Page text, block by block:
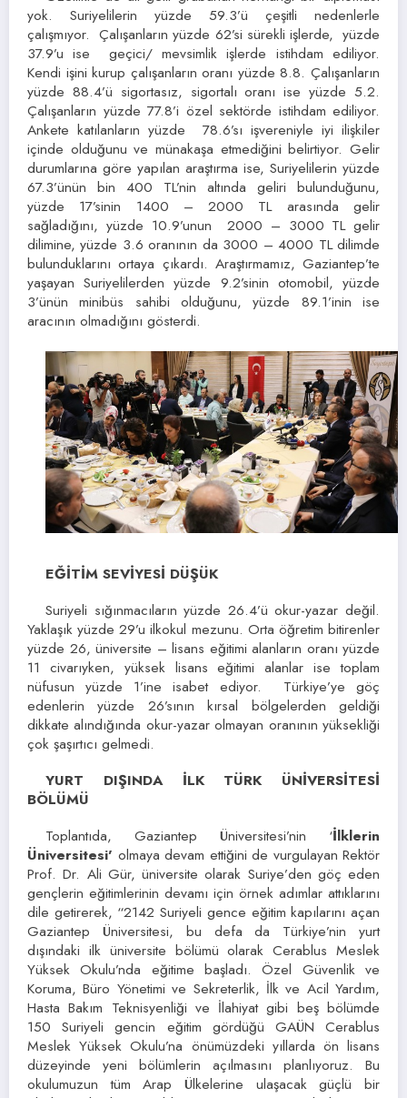
yok. Suriyelilerin yüzde 59.3’ü çeşitli nedenlerle
çalışmıyor. Çalışanların yüzde 62’si sürekli işlerde, yüzde
37.9’u ise geçici/ mevsimlik işlerde istihdam ediliyor.
Kendi işini kurup çalışanların oranı yüzde 8.8. Çalışanların
yüzde 88.4’ü sigortasız, sigortalı oranı ise yüzde 5.2.
Çalışanların yüzde 77.8’i özel sektörde istihdam ediliyor.
Ankete katılanların yüzde 78.6’sı işvereniyle iyi ilişkiler
içinde olduğunu ve münakaşa etmediğini belirtiyor. Gelir
durumlarına göre yapılan araştırma ise, Suriyelilerin yüzde
67.3’ünün bin 400 TL’nin altında geliri bulunduğunu,
yüzde 17’sinin 1400 – 2000 TL arasında gelir
sağladığını, yüzde 10.9’unun 2000 – 3000 TL gelir
dilimine, yüzde 3.6 oranının da 3000 – 4000 TL dilimde
bulunduklarını ortaya çıkardı. Araştırmamız, Gaziantep’te
yaşayan Suriyelilerden yüzde 9.2’sinin otomobil, yüzde
3’ünün minibüs sahibi olduğunu, yüzde 89.1’inin ise
aracının olmadığını gösterdi.
EĞİTİM SEVİYESİ DÜŞÜK
Suriyeli sığınmacıların yüzde 26.4’ü okur-yazar değil.
Yaklaşık yüzde 29’u ilkokul mezunu. Orta öğretim bitirenler
yüzde 26, üniversite – lisans eğitimi alanların oranı yüzde
11 civarıyken, yüksek lisans eğitimi alanlar ise toplam
nüfusun yüzde 1’ine isabet ediyor. Türkiye’ye göç
edenlerin yüzde 26’sının kırsal bölgelerden geldiği
dikkate alındığında okur-yazar olmayan oranının yüksekliği
çok şaşırtıcı gelmedi.
YURT DIŞINDA İLK TÜRK ÜNİVERSİTESİ
BÖLÜMÜ
Toplantıda, Gaziantep Üniversitesi’nin ‘İlklerin
Üniversitesi’ olmaya devam ettiğini de vurgulayan Rektör
Prof. Dr. Ali Gür, üniversite olarak Suriye’den göç eden
gençlerin eğitimlerinin devamı için örnek adımlar attıklarını
dile getirerek, “2142 Suriyeli gence eğitim kapılarını açan
Gaziantep Üniversitesi, bu defa da Türkiye’nin yurt
dışındaki ilk üniversite bölümü olarak Cerablus Meslek
Yüksek Okulu’nda eğitime başladı. Özel Güvenlik ve
Koruma, Büro Yönetimi ve Sekreterlik, İlk ve Acil Yardım,
Hasta Bakım Teknisyenliği ve İlahiyat gibi beş bölümde
150 Suriyeli gencin eğitim gördüğü GAÜN Cerablus
Meslek Yüksek Okulu’na önümüzdeki yıllarda ön lisans
düzeyinde yeni bölümlerin açılmasını planlıyoruz. Bu
okulumuzun tüm Arap Ülkelerine ulaşacak güçlü bir